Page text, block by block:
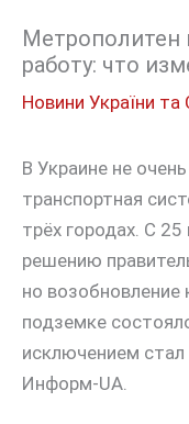
Метрополитен
работу: что
Новини України та
В Украине не
транспортная
трёх городах. С
решению
но возобновление
подземке
исключением
Информ-UA.